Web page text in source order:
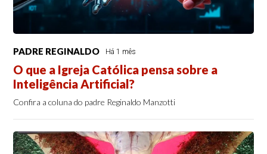
PADRE REGINALDO Há 1 mês
O que a Igreja Católica pensa sobre a
Inteligência Artificial?
Confira a coluna do padre Reginaldo Manzotti